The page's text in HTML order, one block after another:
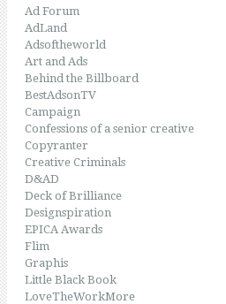
Ad Forum
AdLand
Adsoftheworld
Art and Ads
Behind the Billboard
BestAdsonTV
Campaign
Confessions of a senior creative
Copyranter
Creative Criminals
D&AD
Deck of Brilliance
Designspiration
EPICA Awards
Flim
Graphis
Little Black Book
LoveTheWorkMore